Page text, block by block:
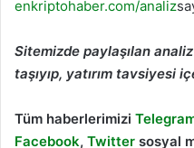
enkriptohaber.com/analiz
Sitemizde paylaşılan
taşıyıp, yatırım tavsiyesi
Tüm haberlerimizi
Facebook, Twitter sosyal